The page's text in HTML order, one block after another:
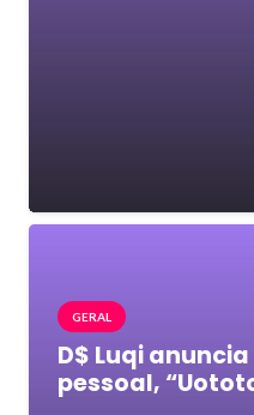
GERAL
D$ Luqi
pessoal,